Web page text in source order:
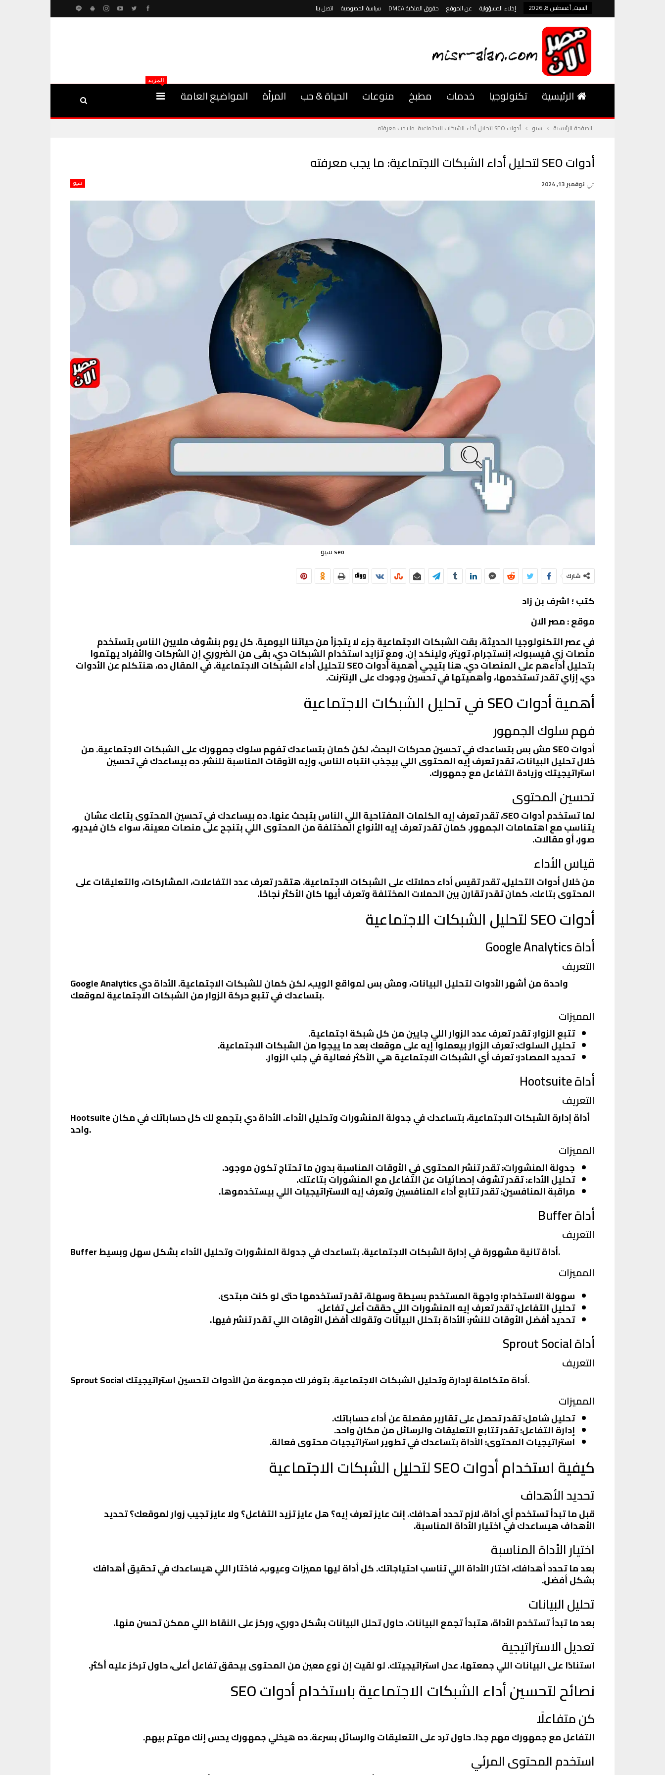
السبت, أغسطس 8, 2026 إخلاء المسؤولية عن الموقع حقوق الملكية DMCA سياسة الخصوصية اتصل بنا
الرئيسية تكنولوجيا خدمات مطبخ منوعات الحياة & حب المرأة المواضيع العامة
المزيد
الصفحة الرئيسية سيو أدوات SEO لتحليل أداء الشبكات الاجتماعية: ما يجب معرفته
أدوات SEO لتحليل أداء الشبكات الاجتماعية: ما يجب معرفته
سيو في نوفمبر 13, 2024
seo سيو
شارك
كتب ؛ اشرف بن زاد
موقع : مصر الان
في عصر التكنولوجيا الحديثة، بقت الشبكات الاجتماعية جزء لا يتجزأ من حياتنا اليومية. كل يوم بنشوف ملايين الناس بتستخدم
منصات زي فيسبوك، إنستجرام، تويتر، ولينكد إن. ومع تزايد استخدام الشبكات دي، بقى من الضروري إن الشركات والأفراد يهتموا
بتحليل أداءهم على المنصات دي. هنا بتيجي أهمية أدوات SEO لتحليل أداء الشبكات الاجتماعية. في المقال ده، هنتكلم عن الأدوات
دي، إزاي تقدر تستخدمها، وأهميتها في تحسين وجودك على الإنترنت.
أهمية أدوات SEO في تحليل الشبكات الاجتماعية
فهم سلوك الجمهور
أدوات SEO مش بس بتساعدك في تحسين محركات البحث، لكن كمان بتساعدك تفهم سلوك جمهورك على الشبكات الاجتماعية. من
خلال تحليل البيانات، تقدر تعرف إيه المحتوى اللي بيجذب انتباه الناس، وإيه الأوقات المناسبة للنشر. ده بيساعدك في تحسين
استراتيجيتك وزيادة التفاعل مع جمهورك.
تحسين المحتوى
لما تستخدم أدوات SEO، تقدر تعرف إيه الكلمات المفتاحية اللي الناس بتبحث عنها. ده بيساعدك في تحسين المحتوى بتاعك عشان
يتناسب مع اهتمامات الجمهور. كمان تقدر تعرف إيه الأنواع المختلفة من المحتوى اللي بتنجح على منصات معينة، سواء كان فيديو،
صور، أو مقالات.
قياس الأداء
من خلال أدوات التحليل، تقدر تقيس أداء حملاتك على الشبكات الاجتماعية. هتقدر تعرف عدد التفاعلات، المشاركات، والتعليقات على
المحتوى بتاعك. كمان تقدر تقارن بين الحملات المختلفة وتعرف أيها كان الأكثر نجاحًا.
أدوات SEO لتحليل الشبكات الاجتماعية
أداة Google Analytics
التعريف
Google Analytics واحدة من أشهر الأدوات لتحليل البيانات، ومش بس لمواقع الويب، لكن كمان للشبكات الاجتماعية. الأداة دي
بتساعدك في تتبع حركة الزوار من الشبكات الاجتماعية لموقعك.
المميزات
تتبع الزوار: تقدر تعرف عدد الزوار اللي جايين من كل شبكة اجتماعية.
تحليل السلوك: تعرف الزوار بيعملوا إيه على موقعك بعد ما ييجوا من الشبكات الاجتماعية.
تحديد المصادر: تعرف أي الشبكات الاجتماعية هي الأكثر فعالية في جلب الزوار.
أداة Hootsuite
التعريف
Hootsuite أداة إدارة الشبكات الاجتماعية، بتساعدك في جدولة المنشورات وتحليل الأداء. الأداة دي بتجمع لك كل حساباتك في مكان
واحد.
المميزات
جدولة المنشورات: تقدر تنشر المحتوى في الأوقات المناسبة بدون ما تحتاج تكون موجود.
تحليل الأداء: تقدر تشوف إحصائيات عن التفاعل مع المنشورات بتاعتك.
مراقبة المنافسين: تقدر تتابع أداء المنافسين وتعرف إيه الاستراتيجيات اللي بيستخدموها.
أداة Buffer
التعريف
Buffer أداة تانية مشهورة في إدارة الشبكات الاجتماعية. بتساعدك في جدولة المنشورات وتحليل الأداء بشكل سهل وبسيط.
المميزات
سهولة الاستخدام: واجهة المستخدم بسيطة وسهلة، تقدر تستخدمها حتى لو كنت مبتدئ.
تحليل التفاعل: تقدر تعرف إيه المنشورات اللي حققت أعلى تفاعل.
تحديد أفضل الأوقات للنشر: الأداة بتحلل البيانات وتقولك أفضل الأوقات اللي تقدر تنشر فيها.
أداة Sprout Social
التعريف
Sprout Social أداة متكاملة لإدارة وتحليل الشبكات الاجتماعية. بتوفر لك مجموعة من الأدوات لتحسين استراتيجيتك.
المميزات
تحليل شامل: تقدر تحصل على تقارير مفصلة عن أداء حساباتك.
إدارة التفاعل: تقدر تتابع التعليقات والرسائل من مكان واحد.
استراتيجيات المحتوى: الأداة بتساعدك في تطوير استراتيجيات محتوى فعالة.
كيفية استخدام أدوات SEO لتحليل الشبكات الاجتماعية
تحديد الأهداف
قبل ما تبدأ تستخدم أي أداة، لازم تحدد أهدافك. إنت عايز تعرف إيه؟ هل عايز تزيد التفاعل؟ ولا عايز تجيب زوار لموقعك؟ تحديد
الأهداف هيساعدك في اختيار الأداة المناسبة.
اختيار الأداة المناسبة
بعد ما تحدد أهدافك، اختار الأداة اللي تناسب احتياجاتك. كل أداة ليها مميزات وعيوب، فاختار اللي هيساعدك في تحقيق أهدافك
بشكل أفضل.
تحليل البيانات
بعد ما تبدأ تستخدم الأداة، هتبدأ تجمع البيانات. حاول تحلل البيانات بشكل دوري، وركز على النقاط اللي ممكن تحسن منها.
تعديل الاستراتيجية
استنادًا على البيانات اللي جمعتها، عدل استراتيجيتك. لو لقيت إن نوع معين من المحتوى بيحقق تفاعل أعلى، حاول تركز عليه أكثر.
نصائح لتحسين أداء الشبكات الاجتماعية باستخدام أدوات SEO
كن متفاعلًا
التفاعل مع جمهورك مهم جدًا. حاول ترد على التعليقات والرسائل بسرعة. ده هيخلي جمهورك يحس إنك مهتم بيهم.
استخدم المحتوى المرئي